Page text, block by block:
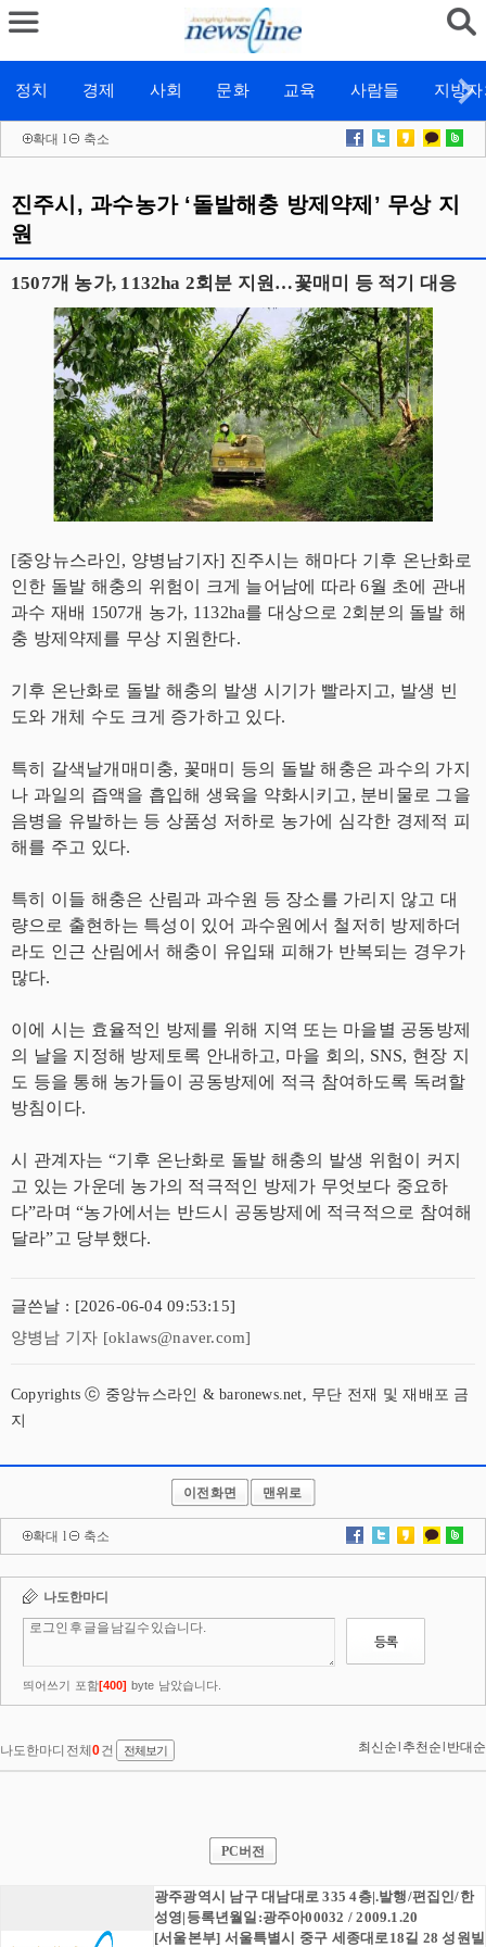
정치 경제 사회 문화 교육 사람들 지방
확대 l 축소
진주시, 과수농가 ‘돌발해충 방제약제’ 무상 지
원
1507개 농가, 1132ha 2회분 지원…꽃매미 등 적기 대응
[중앙뉴스라인, 양병남기자] 진주시는 해마다 기후 온난화로
인한 돌발 해충의 위험이 크게 늘어남에 따라 6월 초에 관내
과수 재배 1507개 농가, 1132ha를 대상으로 2회분의 돌발 해
충 방제약제를 무상 지원한다.
기후 온난화로 돌발 해충의 발생 시기가 빨라지고, 발생 빈
도와 개체 수도 크게 증가하고 있다.
특히 갈색날개매미충, 꽃매미 등의 돌발 해충은 과수의 가지
나 과일의 즙액을 흡입해 생육을 약화시키고, 분비물로 그을
음병을 유발하는 등 상품성 저하로 농가에 심각한 경제적 피
해를 주고 있다.
특히 이들 해충은 산림과 과수원 등 장소를 가리지 않고 대
량으로 출현하는 특성이 있어 과수원에서 철저히 방제하더
라도 인근 산림에서 해충이 유입돼 피해가 반복되는 경우가
많다.
이에 시는 효율적인 방제를 위해 지역 또는 마을별 공동방제
의 날을 지정해 방제토록 안내하고, 마을 회의, SNS, 현장 지
도 등을 통해 농가들이 공동방제에 적극 참여하도록 독려할
방침이다.
시 관계자는 “기후 온난화로 돌발 해충의 발생 위험이 커지
고 있는 가운데 농가의 적극적인 방제가 무엇보다 중요하
다”라며 “농가에서는 반드시 공동방제에 적극적으로 참여해
달라”고 당부했다.
글쓴날 : [2026-06-04 09:53:15]
양병남 기자 [oklaws@naver.com]
Copyrights ⓒ 중앙뉴스라인 & baronews.net, 무단 전재 및 재배포 금
지
이전화면 맨위로
확대 l 축소
PC버전
광주광역시 남구 대남대로 335 4층|.발행/편집인/한
성영|등록년월일:광주아00032 / 2009.1.20
[서울본부] 서울특별시 중구 세종대로18길 28 성원빌